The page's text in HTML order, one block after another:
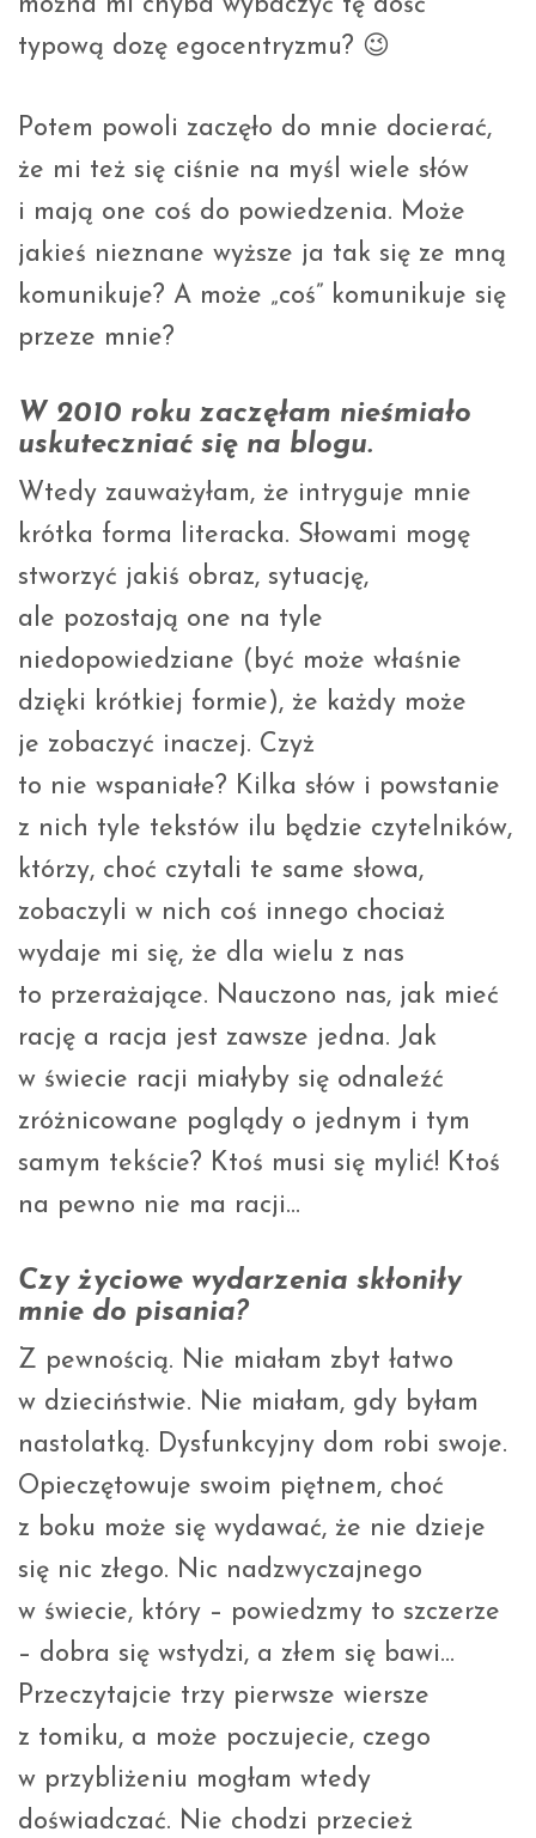
można mi chyba wybaczyć tę dość
typową dozę egocentryzmu? 😉
Potem powoli zaczęło do mnie docierać,
że mi też się ciśnie na myśl wiele słów
i mają one coś do powiedzenia. Może
jakieś nieznane wyższe ja tak się ze mną
komunikuje? A może „coś” komunikuje się
przeze mnie?
W 2010 roku zaczęłam nieśmiało
uskuteczniać się na blogu.
Wtedy zauważyłam, że intryguje mnie
krótka forma literacka. Słowami mogę
stworzyć jakiś obraz, sytuację,
ale pozostają one na tyle
niedopowiedziane (być może właśnie
dzięki krótkiej formie), że każdy może
je zobaczyć inaczej. Czyż
to nie wspaniałe? Kilka słów i powstanie
z nich tyle tekstów ilu będzie czytelników,
którzy, choć czytali te same słowa,
zobaczyli w nich coś innego chociaż
wydaje mi się, że dla wielu z nas
to przerażające. Nauczono nas, jak mieć
rację a racja jest zawsze jedna. Jak
w świecie racji miałyby się odnaleźć
zróżnicowane poglądy o jednym i tym
samym tekście? Ktoś musi się mylić! Ktoś
na pewno nie ma racji…
Czy życiowe wydarzenia skłoniły
mnie do pisania?
Z pewnością. Nie miałam zbyt łatwo
w dzieciństwie. Nie miałam, gdy byłam
nastolatką. Dysfunkcyjny dom robi swoje.
Opieczętowuje swoim piętnem, choć
z boku może się wydawać, że nie dzieje
się nic złego. Nic nadzwyczajnego
w świecie, który – powiedzmy to szczerze
– dobra się wstydzi, a złem się bawi…
Przeczytajcie trzy pierwsze wiersze
z tomiku, a może poczujecie, czego
w przybliżeniu mogłam wtedy
doświadczać. Nie chodzi przecież